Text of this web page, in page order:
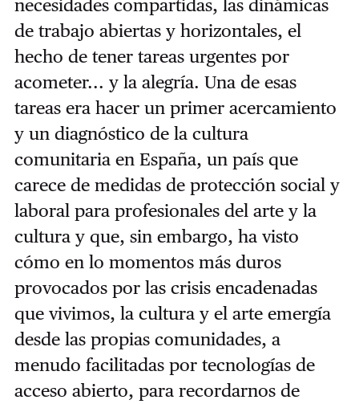
necesidades compartidas, las dinámicas
de trabajo abiertas y horizontales, el
hecho de tener tareas urgentes por
acometer... y la alegría. Una de esas
tareas era hacer un primer acercamiento
y un diagnóstico de la cultura
comunitaria en España, un país que
carece de medidas de protección social y
laboral para profesionales del arte y la
cultura y que, sin embargo, ha visto
cómo en lo momentos más duros
provocados por las crisis encadenadas
que vivimos, la cultura y el arte emergía
desde las propias comunidades, a
menudo facilitadas por tecnologías de
acceso abierto, para recordarnos de